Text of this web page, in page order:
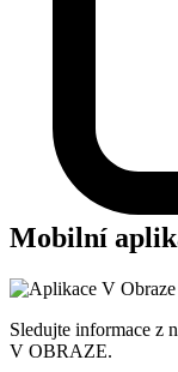
Mobilní
Sledujte informace z
V OBRAZE.